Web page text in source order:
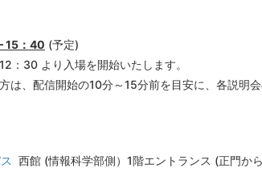
15：40 (予定)
：30 より入場を開始いたします。
は、配信開始の10分～15分前を目安に、各説明
西館 (情報科学部側）1階エントランス (正門か